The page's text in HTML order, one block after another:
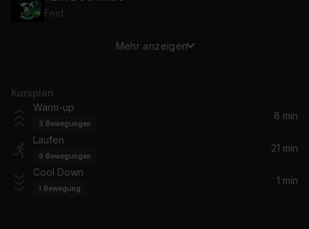
Feid
Believe Me (feat. Drake)
Drake, Lil Wayne
Face Of My City (feat. Lil Baby)
Jack Harlow, Lil Baby
My Chick Bad (feat. Nicki Minaj)
Mehr anzeigen
Kursplan
Warm-up
3 Bewegungen
8 min
Laufen
9 Bewegungen
21 min
Cool Down
1 Bewegung
1 min